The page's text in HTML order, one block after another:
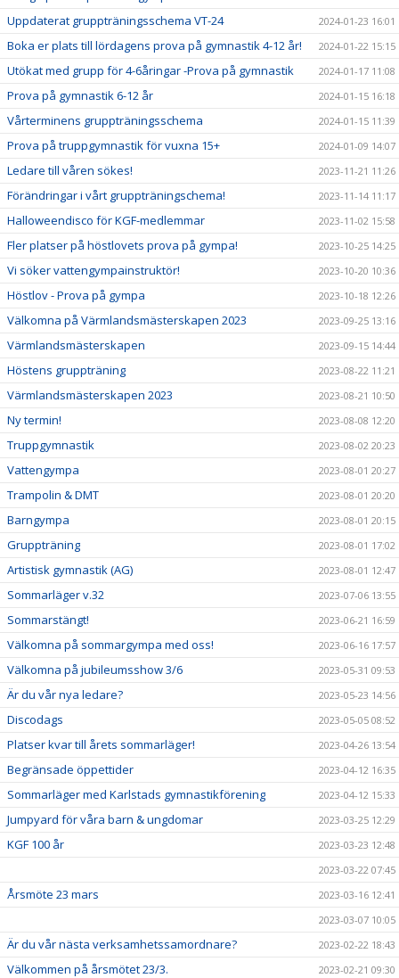
Uppdaterat gruppträningsschema VT-24 2024-01-23 16:01
Boka er plats till lördagens prova på gymnastik 4-12 år! 2024-01-22 15:15
Utökat med grupp för 4-6åringar -Prova på gymnastik 2024-01-17 11:08
Prova på gymnastik 6-12 år 2024-01-15 16:18
Vårterminens gruppträningsschema 2024-01-15 11:39
Prova på truppgymnastik för vuxna 15+ 2024-01-09 14:07
Ledare till våren sökes! 2023-11-21 11:26
Förändringar i vårt gruppträningschema! 2023-11-14 11:17
Halloweendisco för KGF-medlemmar 2023-11-02 15:58
Fler platser på höstlovets prova på gympa! 2023-10-25 14:25
Vi söker vattengympainstruktör! 2023-10-20 10:36
Höstlov - Prova på gympa 2023-10-18 12:26
Välkomna på Värmlandsmästerskapen 2023 2023-09-25 13:16
Värmlandsmästerskapen 2023-09-15 14:44
Höstens gruppträning 2023-08-22 11:21
Värmlandsmästerskapen 2023 2023-08-21 10:50
Ny termin! 2023-08-08 12:20
Truppgymnastik 2023-08-02 20:23
Vattengympa 2023-08-01 20:27
Trampolin & DMT 2023-08-01 20:20
Barngympa 2023-08-01 20:15
Gruppträning 2023-08-01 17:02
Artistisk gymnastik (AG) 2023-08-01 12:47
Sommarläger v.32 2023-07-06 13:55
Sommarstängt! 2023-06-21 16:59
Välkomna på sommargympa med oss! 2023-06-16 17:57
Välkomna på jubileumsshow 3/6 2023-05-31 09:53
Är du vår nya ledare? 2023-05-23 14:56
Discodags 2023-05-05 08:52
Platser kvar till årets sommarläger! 2023-04-26 13:54
Begränsade öppettider 2023-04-12 16:35
Sommarläger med Karlstads gymnastikförening 2023-04-12 15:33
Jumpyard för våra barn & ungdomar 2023-03-25 12:29
KGF 100 år
2023-03-23 12:48
2023-03-22 07:45
Årsmöte 23 mars
2023-03-16 12:41
2023-03-07 10:05
Är du vår nästa verksamhetssamordnare? 2023-02-22 18:43
Välkommen på årsmötet 23/3. 2023-02-21 09:30